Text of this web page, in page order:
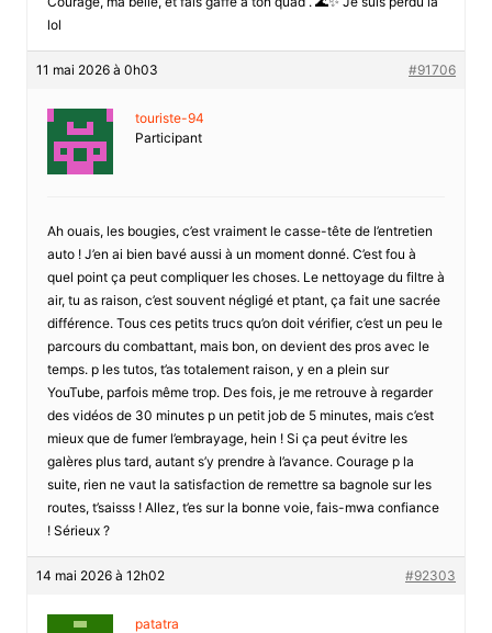
lol
11 mai 2026 à 0h03 #91706
touriste-94
Participant
Ah ouais, les bougies, c’est vraiment le casse-tête de l’entretien
auto ! J’en ai bien bavé aussi à un moment donné. C’est fou à
quel point ça peut compliquer les choses. Le nettoyage du filtre à
air, tu as raison, c’est souvent négligé et ptant, ça fait une sacrée
différence. Tous ces petits trucs qu’on doit vérifier, c’est un peu le
parcours du combattant, mais bon, on devient des pros avec le
temps. p les tutos, t’as totalement raison, y en a plein sur
YouTube, parfois même trop. Des fois, je me retrouve à regarder
des vidéos de 30 minutes p un petit job de 5 minutes, mais c’est
mieux que de fumer l’embrayage, hein ! Si ça peut évitre les
galères plus tard, autant s’y prendre à l’avance. Courage p la
suite, rien ne vaut la satisfaction de remettre sa bagnole sur les
routes, t’saisss ! Allez, t’es sur la bonne voie, fais-mwa confiance
! Sérieux ?
14 mai 2026 à 12h02 #92303
patatra